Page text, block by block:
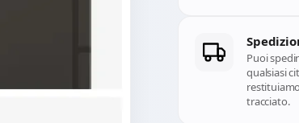
Puoi
qualsiasi
tracciato.